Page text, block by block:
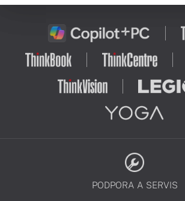
PODPORA A SERVIS